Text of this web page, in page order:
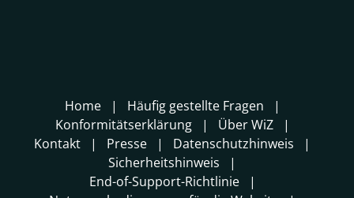
Home
Häufig gestellte Fragen
Konformitätserklärung
Über WiZ
Kontakt
Presse
Datenschutzhinweis
Sicherheitshinweis
End-of-Support-Richtlinie